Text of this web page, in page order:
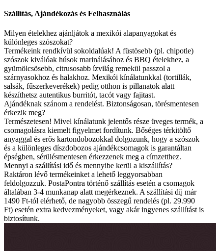
Szállítás, Ajándékozás és Felhasználás
Milyen ételekhez ajánljátok a mexikói alapanyagokat és
különleges szószokat?
Termékeink rendkívül sokoldalúak! A füstösebb (pl. chipotle)
szószok kiválóak húsok marinálásához és BBQ ételekhez, a
gyümölcsösebb, citrusosabb ízvilág remekül passzol a
szárnyasokhoz és halakhoz. Mexikói kínálatunkkal (tortillák,
salsák, fűszerkeverékek) pedig otthon is pillanatok alatt
készíthetsz autentikus burritót, tacót vagy fajitast.
Ajándéknak szánom a rendelést. Biztonságosan, törésmentesen
érkezik meg?
Természetesen! Mivel kínálatunk jelentős része üveges termék, a
csomagolásra kiemelt figyelmet fordítunk. Bőséges térkitöltő
anyaggal és erős kartondobozokkal dolgozunk, hogy a szószok
és a különleges díszdobozos ajándékcsomagok is garantáltan
épségben, sérülésmentesen érkezzenek meg a címzetthez.
Mennyi a szállítási idő és mennyibe kerül a kiszállítás?
Raktáron lévő termékeinket a lehető leggyorsabban
feldolgozzuk. PostaPontra történő szállítás esetén a csomagok
általában 3-4 munkanap alatt megérkeznek. A szállítási díj már
1490 Ft-tól elérhető, de nagyobb összegű rendelés (pl. 29.990
Ft) esetén extra kedvezményeket, vagy akár ingyenes szállítást is
biztosítunk.